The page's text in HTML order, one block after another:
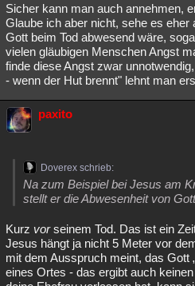
Sicher kann man auch annehmen,
Glaube ich aber nicht, sehe es eher
Gott beim Tod abwesend wäre,
vielen gläubigen Menschen Angst
finde diese Angst zwar
- wenn der Hut brennt" lehnt man
paxito
Doverex schrieb:
Na zum Beispiel bei Jesus am
stellt er die Abwesenheit von
Kurz vorseinem Tod. Das ist ein
Jesus hängt ja nicht 5 Meter vor
mit dem Ausspruch meint, das Gott
eines Ortes - das ergibt auch